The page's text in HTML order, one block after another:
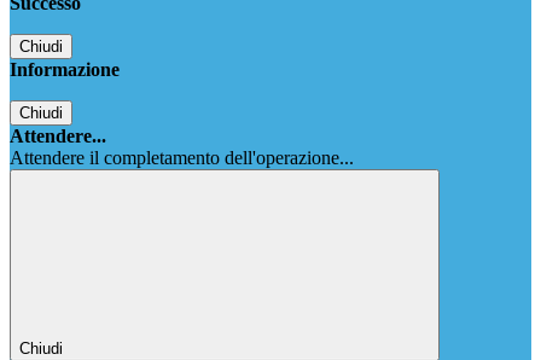
Chiudi
Informazione
Chiudi
Attendere...
Attendere il completamento dell'operazione...
Chiudi